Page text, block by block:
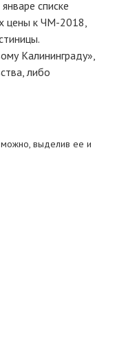
списке
цены к ЧМ-2018,
Калининграду»,
либо
выделив ее и